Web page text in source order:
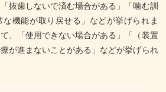
抜歯しないで済む場合がある」「噛む訓
機能が取り戻せる」などが挙げられま
、「使用できない場合がある」「（装置
が進まないことがある」などが挙げられ